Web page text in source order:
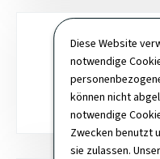
Diese Website
notwendige
können nicht
notwendige
Zwecken benutzt
sie zulassen.